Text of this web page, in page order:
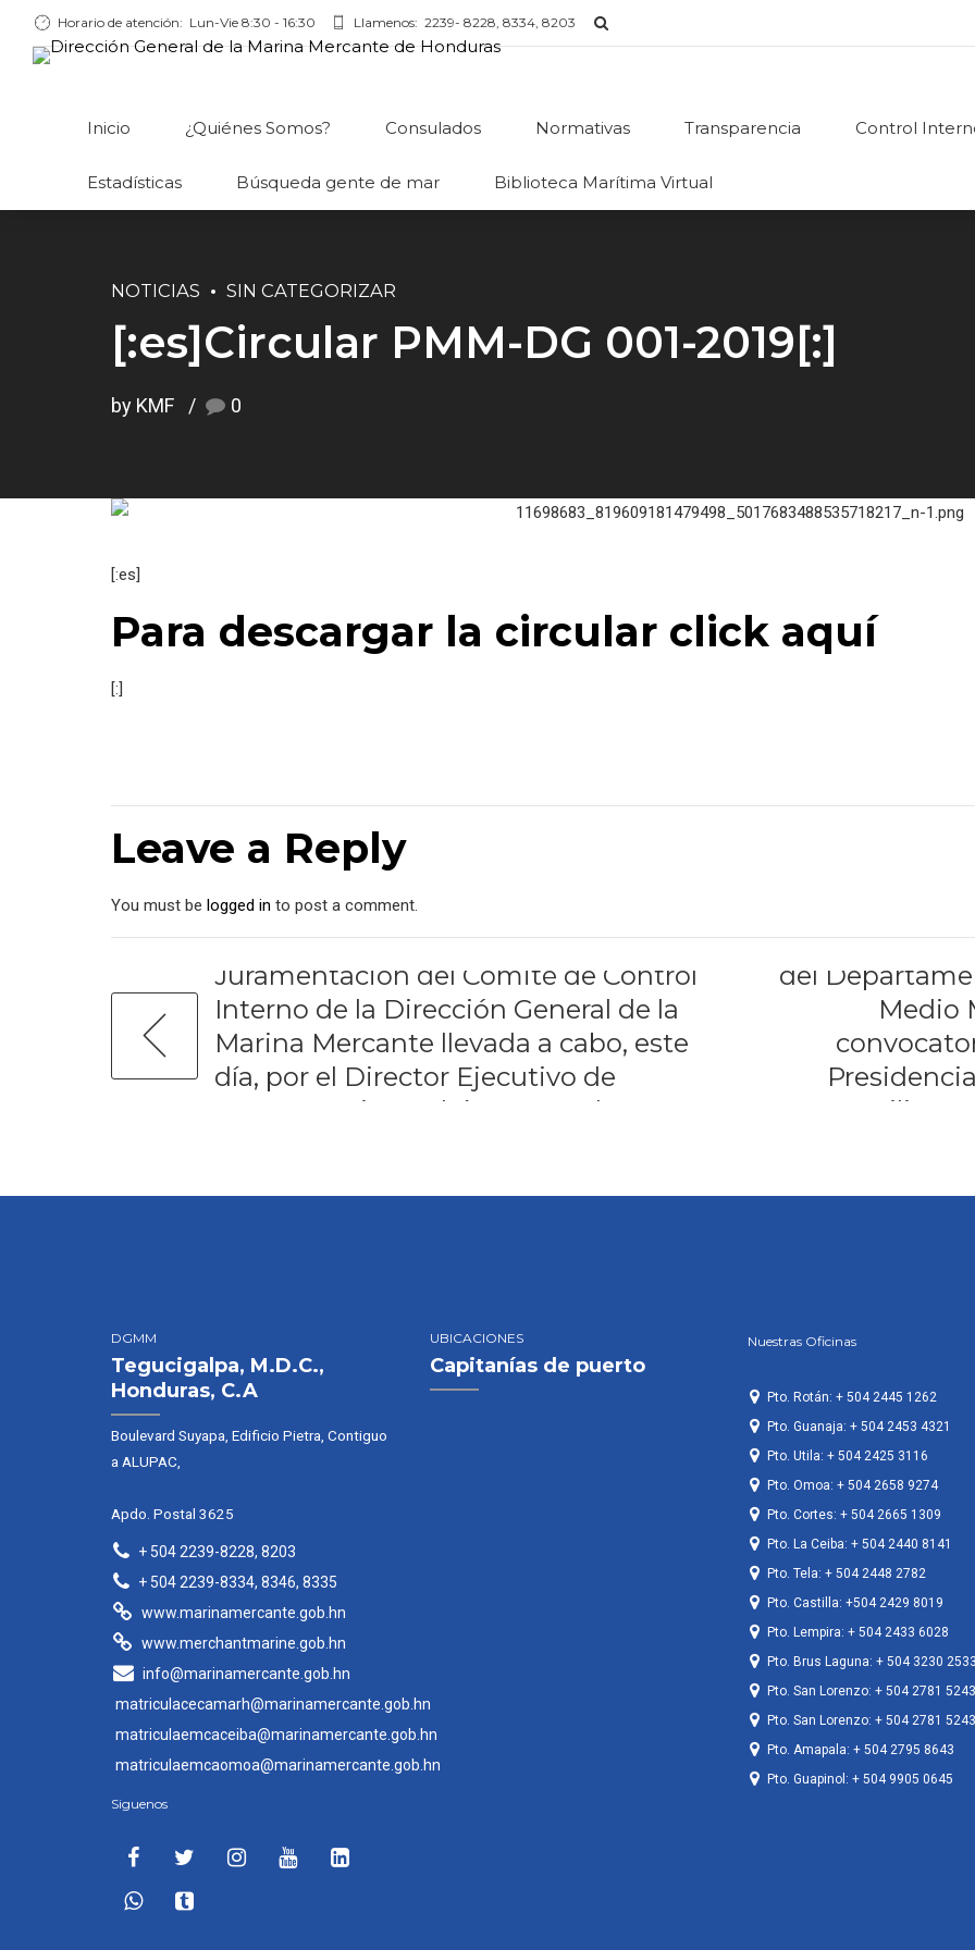
Horario de atención: Lun-Vie 8:30 - 16:30 Llamenos: 2239- 8228, 8334, 8203
Inicio ¿Quiénes Somos? Consulados Normativas Transparencia Control
Estadísticas Búsqueda gente de mar Biblioteca Marítima Virtual
NOTICIAS SIN CATEGORIZAR
[:es]Circular PMM-DG 001-2019[:]
by KMF 0
[:es]
Para descargar la circular click aquí
[:]
Leave a Reply
You must be logged in to post a comment.
Juramentación del Comité de Control
Interno de la Dirección General de la
Marina Mercante llevada a cabo, este
día, por el Director Ejecutivo de
ONADICI, Lic. Andrés Menocal
[:es]Esta
del
Medio
Liliam
DGMM
Tegucigalpa, M.D.C.,
Honduras, C.A
Boulevard Suyapa, Edificio Pietra, Contiguo
a ALUPAC,
Apdo. Postal 3625
+ 504 2239-8228, 8203
+ 504 2239-8334, 8346, 8335
www.marinamercante.gob.hn
www.merchantmarine.gob.hn
info@marinamercante.gob.hn
matriculacecamarh@marinamercante.gob.hn
matriculaemcaceiba@marinamercante.gob.hn
matriculaemcaomoa@marinamercante.gob.hn
Siguenos
UBICACIONES
Capitanías de puerto
Nuestras Oficinas
Pto. Rotán: + 504 2445 1262
Pto. Guanaja: + 504 2453 4321
Pto. Utila: + 504 2425 3116
Pto. Omoa: + 504 2658 9274
Pto. Cortes: + 504 2665 1309
Pto. La Ceiba: + 504 2440 8141
Pto. Tela: + 504 2448 2782
Pto. Castilla: +504 2429 8019
Pto. Lempira: + 504 2433 6028
Pto. Brus Laguna: + 504 3230 2533
Pto. San Lorenzo: + 504 2781 5243
Pto. San Lorenzo: + 504 2781 5243
Pto. Amapala: + 504 2795 8643
Pto. Guapinol: + 504 9905 0645